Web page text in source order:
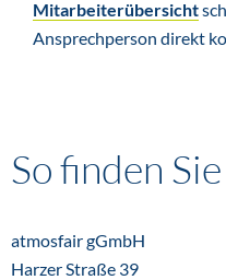
Mitarbeiterübersicht
Ansprechperson direkt
So finden
atmosfair gGmbH
Harzer Straße 39